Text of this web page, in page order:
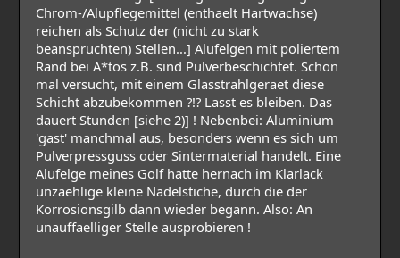
Chrom-/Alupflegemittel (enthaelt Hartwachse)
reichen als Schutz der (nicht zu stark
beanspruchten) Stellen...] Alufelgen mit poliertem
Rand bei A*tos z.B. sind Pulverbeschichtet. Schon
mal versucht, mit einem Glasstrahlgeraet diese
Schicht abzubekommen ?!? Lasst es bleiben. Das
dauert Stunden [siehe 2)] ! Nebenbei: Aluminium
'gast' manchmal aus, besonders wenn es sich um
Pulverpressguss oder Sintermaterial handelt. Eine
Alufelge meines Golf hatte hernach im Klarlack
unzaehlige kleine Nadelstiche, durch die der
Korrosionsgilb dann wieder begann. Also: An
unauffaelliger Stelle ausprobieren !